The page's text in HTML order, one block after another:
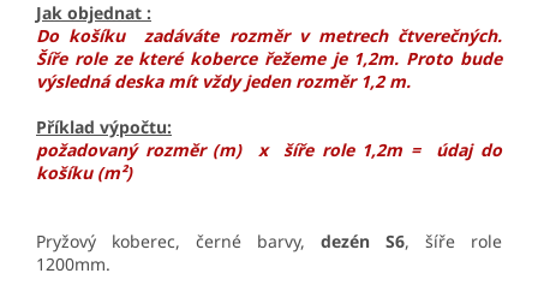
Jak objednat :
Do košíku zadáváte rozměr v metrech čtverečných.
Šíře role ze které koberce řežeme je 1,2m. Proto bude
výsledná deska mít vždy jeden rozměr 1,2 m.
Příklad výpočtu:
požadovaný rozměr (m) x šíře role 1,2m = údaj do
košíku (m²)
Pryžový koberec, černé barvy, dezén S6, šíře role
1200mm.